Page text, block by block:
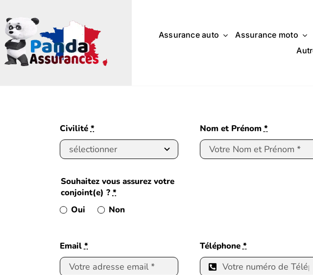
au
contenu
Assurance auto Assurance moto
Civilité* Nom et Prénom*
Souhaitez vous assurez votre
conjoint(e) ?*
Oui
Non
Email* Téléphone*